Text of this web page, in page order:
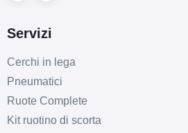
Servizi
Cerchi in lega
Pneumatici
Ruote Complete
Kit ruotino di scorta